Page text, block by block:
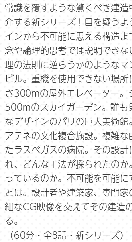
常識を覆すような驚くべき建
介する新シリーズ！目を疑う
インから不可能に思える構造
念や論理的思考では説明でき
理の法則に逆らうかのような
ビル。重機を使用できない場
さ300mの屋外エレベーター。
500mのスカイガーデン。誰も
なデザインのパリの巨大美術
アテネの文化複合施設。複雑
たラスベガスの病院。その設
れ、どんな工法が採られたの
っているのか。不可能を可能
とは。設計者や建築家、専門
細なCG映像を交えてその建造
る。
（60分・全8話・新シリーズ）